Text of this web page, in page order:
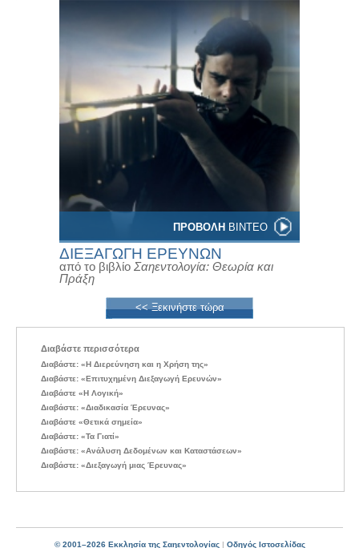
ΠΡΟΒΟΛΗ ΒΙΝΤΕΟ
ΔΙΕΞΑΓΩΓΗ ΕΡΕΥΝΩΝ
από το βιβλίο Σαηεντολογία: Θεωρία και
Πράξη
<< Ξεκινήστε τώρα
Διαβάστε περισσότερα
Διαβάστε: «Η Διερεύνηση και η Χρήση της»
Διαβάστε: «Επιτυχημένη Διεξαγωγή Ερευνών»
Διαβάστε «Η Λογική»
Διαβάστε: «Διαδικασία Έρευνας»
Διαβάστε «Θετικά σημεία»
Διαβάστε: «Τα Γιατί»
Διαβάστε: «Ανάλυση Δεδομένων και Καταστάσεων»
Διαβάστε: «Διεξαγωγή μιας Έρευνας»
© 2001–2026 Εκκλησία της Σαηεντολογίας| Οδηγός Ιστοσελίδας